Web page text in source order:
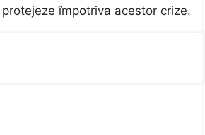
împotriva acestor crize.